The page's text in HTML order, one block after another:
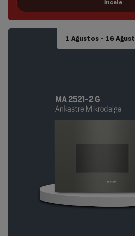
1 Ağustos - 16